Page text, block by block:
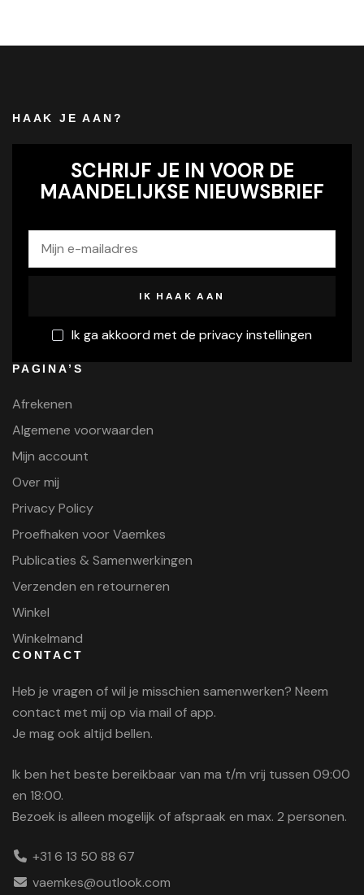
HAAK JE AAN?
SCHRIJF JE IN VOOR DE
MAANDELIJKSE NIEUWSBRIEF
Ik ga akkoord met de privacy instellingen
PAGINA’S
Afrekenen
Algemene voorwaarden
Mijn account
Over mij
Privacy Policy
Proefhaken voor Vaemkes
Publicaties & Samenwerkingen
Verzenden en retourneren
Winkel
Winkelmand
CONTACT
Heb je vragen of wil je misschien samenwerken? Neem
contact met mij op via mail of app.
Je mag ook altijd bellen.
Ik ben het beste bereikbaar van ma t/m vrij tussen 09:00
en 18:00.
Bezoek is alleen mogelijk of afspraak en max. 2 personen.
+31 6 13 50 88 67
vaemkes@outlook.com